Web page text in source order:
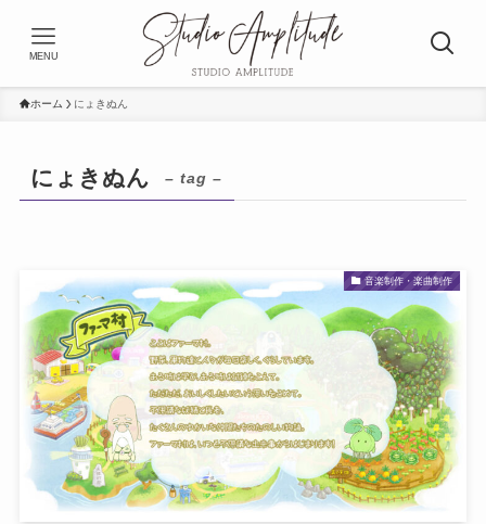
MENU
ホーム にょきぬん
にょきぬん – tag –
音楽制作・楽曲制作